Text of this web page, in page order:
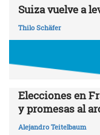
Suiza vuelve a
Thilo Schäfer
Elecciones en
y promesas al
Alejandro Teitelbaum